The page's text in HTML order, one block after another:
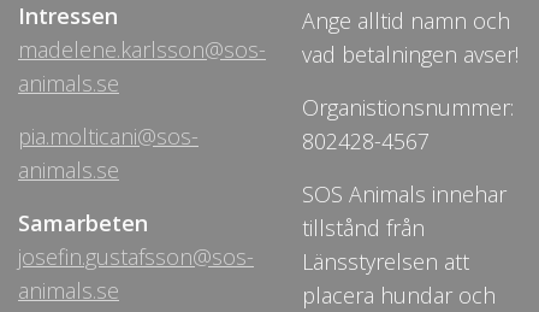
Intressen
madelene.karlsson@sos-
animals.se
pia.molticani@sos-
animals.se
Samarbeten
josefin.gustafsson@sos-
animals.se
Ange alltid namn och
vad betalningen avser!
Organistionsnummer:
802428-4567
SOS Animals innehar
tillstånd från
Länsstyrelsen att
placera hundar och